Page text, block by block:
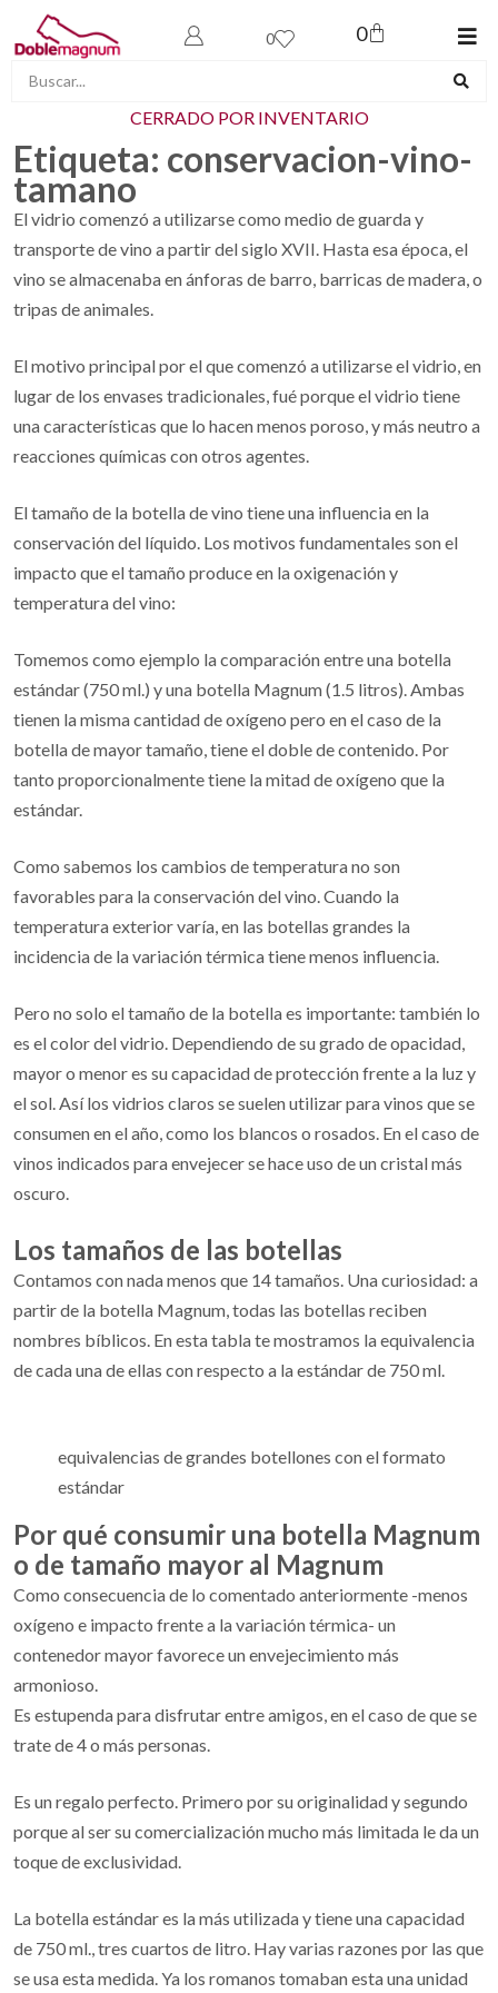
0 0
CERRADO POR INVENTARIO
Etiqueta: conservacion-vino-
tamano
El vidrio comenzó a utilizarse como medio de guarda y
transporte de vino a partir del siglo XVII. Hasta esa época, el
vino se almacenaba en ánforas de barro, barricas de madera, o
tripas de animales.
El motivo principal por el que comenzó a utilizarse el vidrio, en
lugar de los envases tradicionales, fué porque el vidrio tiene
una características que lo hacen menos poroso, y más neutro a
reacciones químicas con otros agentes.
El tamaño de la botella de vino tiene una influencia en la
conservación del líquido. Los motivos fundamentales son el
impacto que el tamaño produce en la oxigenación y
temperatura del vino:
Tomemos como ejemplo la comparación entre una botella
estándar (750 ml.) y una botella Magnum (1.5 litros). Ambas
tienen la misma cantidad de oxígeno pero en el caso de la
botella de mayor tamaño, tiene el doble de contenido. Por
tanto proporcionalmente tiene la mitad de oxígeno que la
estándar.
Como sabemos los cambios de temperatura no son
favorables para la conservación del vino. Cuando la
temperatura exterior varía, en las botellas grandes la
incidencia de la variación térmica tiene menos influencia.
Pero no solo el tamaño de la botella es importante: también lo
es el color del vidrio. Dependiendo de su grado de opacidad,
mayor o menor es su capacidad de protección frente a la luz y
el sol. Así los vidrios claros se suelen utilizar para vinos que se
consumen en el año, como los blancos o rosados. En el caso de
vinos indicados para envejecer se hace uso de un cristal más
oscuro.
Los tamaños de las botellas
Contamos con nada menos que 14 tamaños. Una curiosidad: a
partir de la botella Magnum, todas las botellas reciben
nombres bíblicos. En esta tabla te mostramos la equivalencia
de cada una de ellas con respecto a la estándar de 750 ml.
equivalencias de grandes botellones con el formato
estándar
Por qué consumir una botella Magnum
o de tamaño mayor al Magnum
Como consecuencia de lo comentado anteriormente -menos
oxígeno e impacto frente a la variación térmica- un
contenedor mayor favorece un envejecimiento más
armonioso.
Es estupenda para disfrutar entre amigos, en el caso de que se
trate de 4 o más personas.
Es un regalo perfecto. Primero por su originalidad y segundo
porque al ser su comercialización mucho más limitada le da un
toque de exclusividad.
La botella estándar es la más utilizada y tiene una capacidad
de 750 ml., tres cuartos de litro. Hay varias razones por las que
se usa esta medida. Ya los romanos tomaban esta una unidad